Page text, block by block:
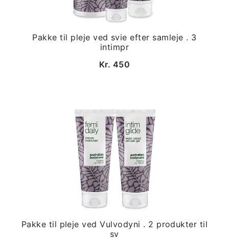
Pakke til pleje ved svie efter samleje . 3
intimpr
Kr. 450
Pakke til pleje ved Vulvodyni . 2 produkter til
sv